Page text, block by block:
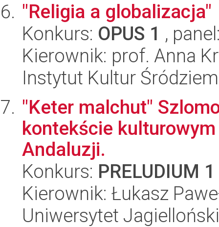
"Religia a globalizacja"
Konkurs: OPUS 1 ,
Kierownik: prof. Anna
Instytut Kultur
"Keter malchut"
kontekście
Andaluzji.
Konkurs: PRELUDIUM 1
Kierownik: Łukasz
Uniwersytet